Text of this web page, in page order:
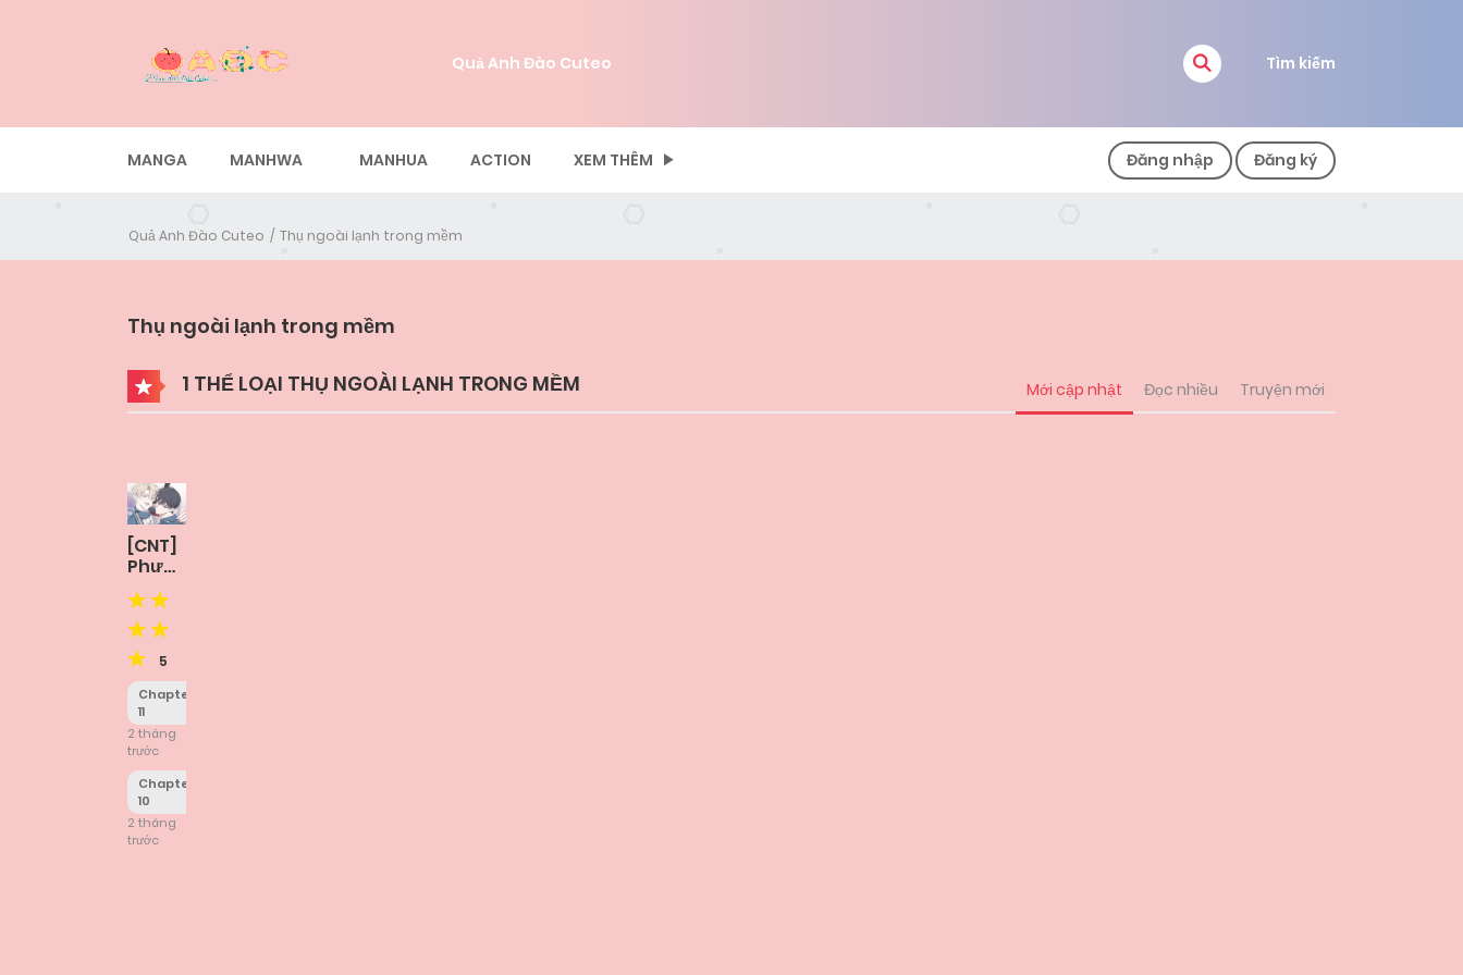
Quả Anh Đào Cuteo Tìm kiếm
MANGA MANHWA MANHUA ACTION XEM THÊM Đăng nhập Đăng ký
Quả Anh Đào Cuteo Thụ ngoài lạnh trong mềm
Thụ ngoài lạnh trong mềm
1 THỂ LOẠI THỤ NGOÀI LẠNH TRONG MỀM Mới cập nhật Đọc nhiều Truyện mới
[CNT]
Phương
Pháp
Nhắm
Trúng
X
5
Chapter
11
2 tháng
trước
Chapter
10
2 tháng
trước